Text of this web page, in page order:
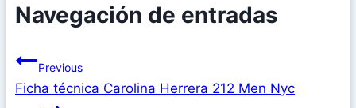
Navegación de entradas
Previous
Ficha técnica Carolina Herrera 212 Men Nyc